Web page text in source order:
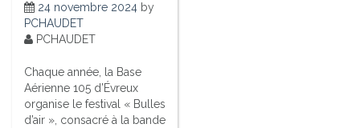
24 novembre 2024 by
PCHAUDET
PCHAUDET
Chaque année, la Base
Aérienne 105 d’Évreux
organise le festival « Bulles
d’air », consacré à la bande